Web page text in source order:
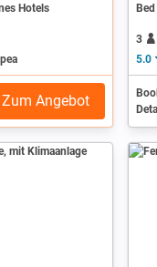
Hotels
Zum Angebot
3
5.0